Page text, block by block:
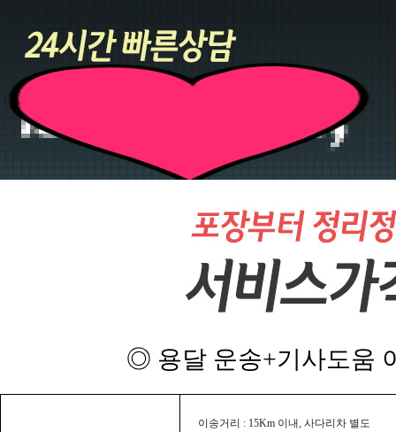
◎ 용달 운송+기사도움
이송거리 : 15Km 이내, 사다리차 별도